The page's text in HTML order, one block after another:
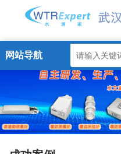
网站导航